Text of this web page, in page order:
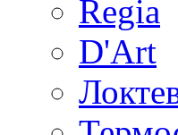
Regia
D'Art